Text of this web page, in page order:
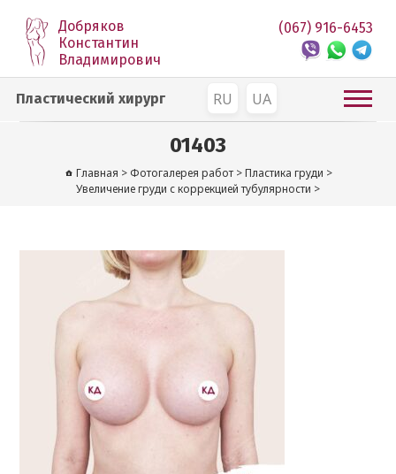
Добряков
Константин
Владимирович
RU UA
(067) 916-6453
Пластический хирург
01403
Главная > Фотогалерея работ >Пластика груди >
Увеличение груди с коррекцией тубулярности >